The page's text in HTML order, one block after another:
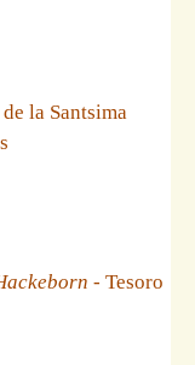
la Santsima
- Tesoro